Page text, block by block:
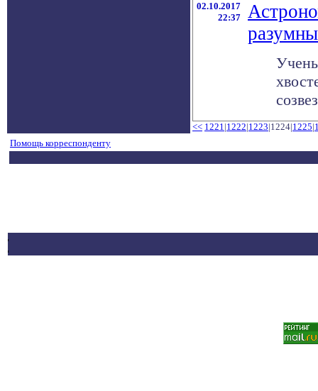
02.10.2017
22:37
<< 1221|1222|1223|1224|1225|
Помощь корреспонденту